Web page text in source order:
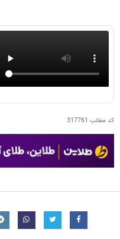
کد مطلب 317761